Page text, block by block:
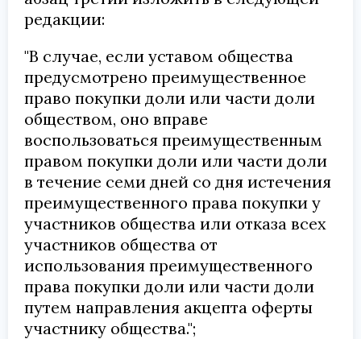
редакции:
"В случае, если уставом общества
предусмотрено преимущественное
право покупки доли или части доли
обществом, оно вправе
воспользоваться преимущественным
правом покупки доли или части доли
в течение семи дней со дня истечения
преимущественного права покупки у
участников общества или отказа всех
участников общества от
использования преимущественного
права покупки доли или части доли
путем направления акцепта оферты
участнику общества.";